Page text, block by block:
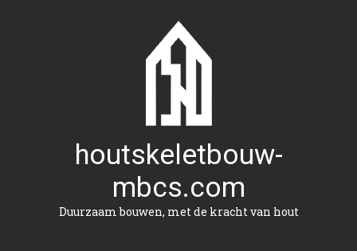
houtskeletbouw-
mbcs.com
Duurzaam bouwen, met de kracht van hout